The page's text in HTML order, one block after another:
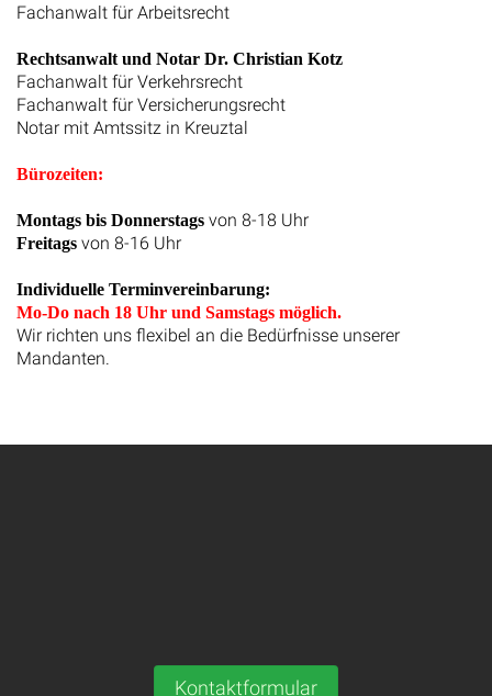
Fachanwalt für Arbeitsrecht
Rechtsanwalt und Notar Dr. Christian Kotz
Fachanwalt für Verkehrsrecht
Fachanwalt für Versicherungsrecht
Notar mit Amtssitz in Kreuztal
Bürozeiten:
Montags bis Donnerstags von 8-18 Uhr
Freitags von 8-16 Uhr
Individuelle Terminvereinbarung:
Mo-Do nach 18 Uhr und Samstags möglich.
Wir richten uns flexibel an die Bedürfnisse unserer
Mandanten.
Kontaktformular